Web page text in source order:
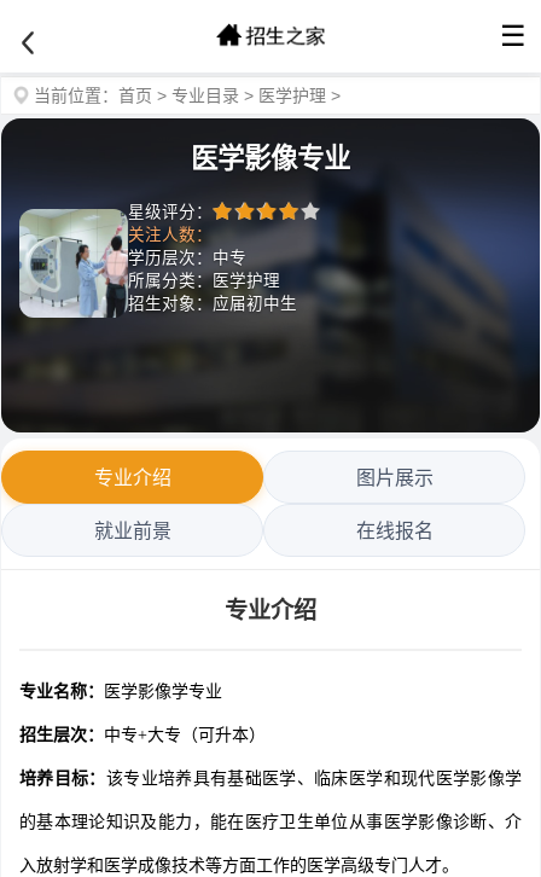
☰
当前位置： 首页 > 专业目录 > 医学护理 >
医学影像专业
星级评分：
关注人数：
学历层次：中专
所属分类：医学护理
招生对象：应届初中生
专业介绍 图片展示
就业前景 在线报名
专业介绍
专业名称： 医学影像学专业
招生层次： 中专+大专（可升本）
培养目标： 该专业培养具有基础医学、临床医学和现代医学影像学
的基本理论知识及能力，能在医疗卫生单位从事医学影像诊断、介
入放射学和医学成像技术等方面工作的医学高级专门人才。